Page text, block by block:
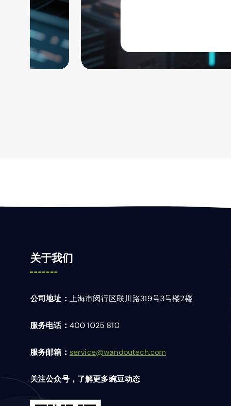
关于我们
公司地址： 上海市闵行区联川路319号3号楼2楼
服务电话： 400 1025 810
服务邮箱： service@wandoutech.com
关注公众号，了解更多豌豆动态